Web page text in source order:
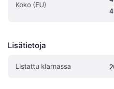
Koko (EU)
Lisätietoja
Listattu klarnassa